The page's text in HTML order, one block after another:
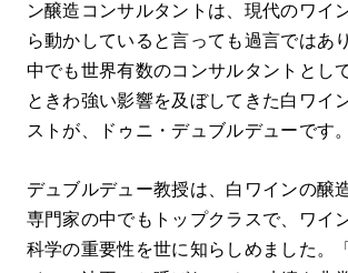
ン醸造コンサルタントは、現代のワイ
ら動かしていると言っても過言ではあ
中でも世界有数のコンサルタントとし
ときわ強い影響を及ぼしてきた白ワイ
ストが、ドゥニ・デュブルデューです。
デュブルデュー教授は、白ワインの醸
専門家の中でもトップクラスで、ワイ
科学の重要性を世に知らしめました。